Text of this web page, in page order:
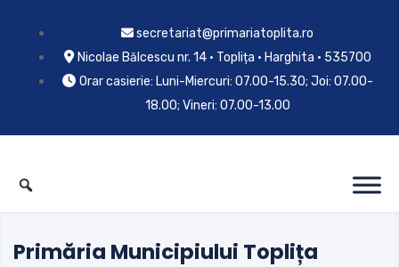
secretariat@primariatoplita.ro
Nicolae Bălcescu nr. 14 • Toplița • Harghita • 535700
Orar casierie: Luni-Miercuri: 07.00-15.30; Joi: 07.00-
18.00; Vineri: 07.00-13.00
Primăria Municipiului Toplița